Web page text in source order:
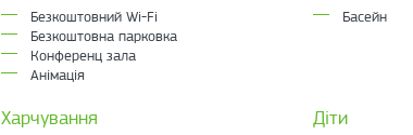
Безкоштовний Wi-Fi
Безкоштовна парковка
Конференц зала
Анімація
Басейн
Харчування Діти